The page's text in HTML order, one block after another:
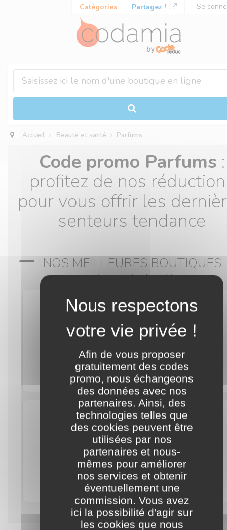
Catégories Partagez ! Se
Accueil Beauté et santé Parfums
Code promo Parfums :
profitez de nos
pour vous offrir les
senteurs tendance
NOS MEILLEURES BOUTIQUES
classées par ordre alphabétique
Kalista Parfums
Parfumfrance
Panneau de gestion des cookies
Afin de vous proposer
gratuitement des codes
promo, nous échangeons
des données avec nos
partenaires. Ainsi, des
technologies telles que
des cookies peuvent être
utilisées par nos
partenaires et nous-
mêmes pour améliorer
nos services et obtenir
éventuellement une
commission. Vous avez
ici la possibilité d'agir sur
les cookies que nous